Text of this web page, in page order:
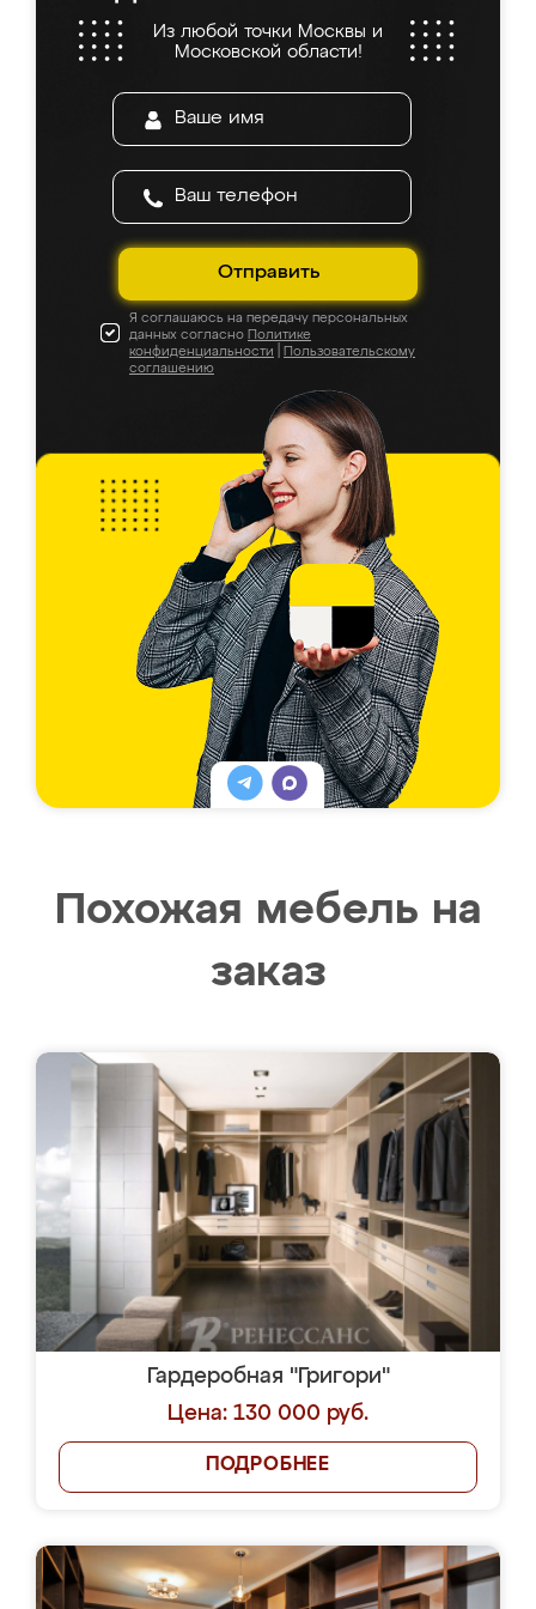
Из любой точки Москвы и
Московской области!
Отправить
Я соглашаюсь на передачу персональных
данных согласно Политике
конфиденциальности
Пользовательскому
соглашению
Похожая мебель на
заказ
Гардеробная "Григори"
Цена: 130 000 руб.
ПОДРОБНЕЕ